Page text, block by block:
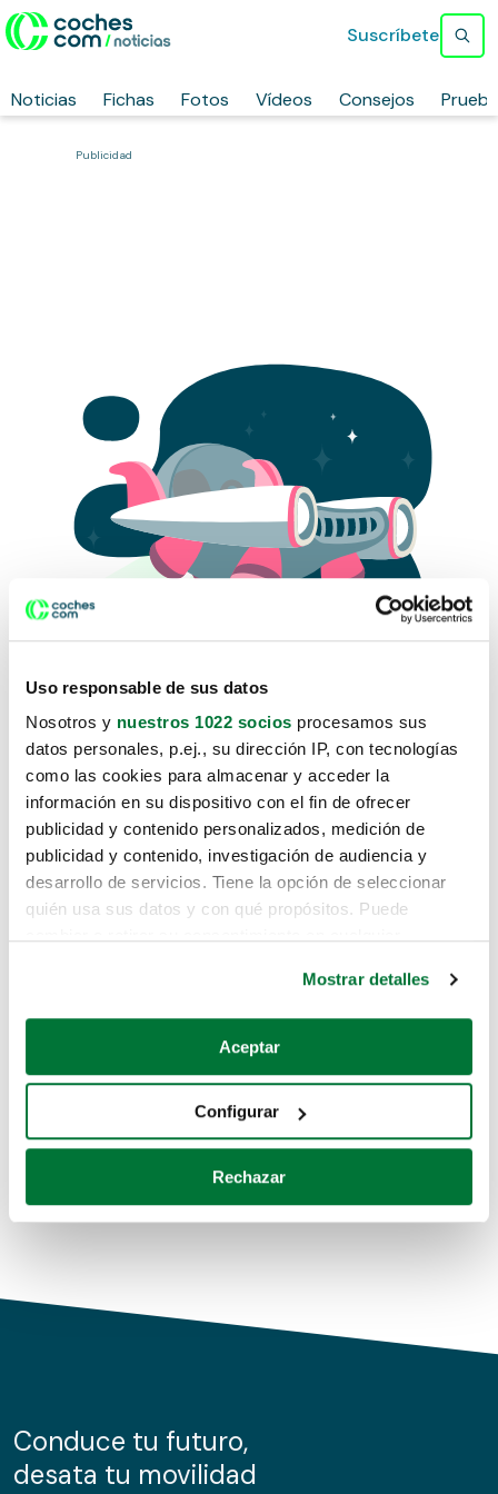
Uso responsable de sus datos
Nosotros y nuestros 1022 socios procesamos sus
datos personales, p.ej., su dirección IP, con tecnologías
como las cookies para almacenar y acceder la
información en su dispositivo con el fin de ofrecer
publicidad y contenido personalizados, medición de
publicidad y contenido, investigación de audiencia y
desarrollo de servicios. Tiene la opción de seleccionar
quién usa sus datos y con qué propósitos. Puede
Si lo permite, también quisiéramos:
Recopilar información sobre su ubicación geográfica
Identificar su dispositivo analizándolo activamente
para buscar características específicas (huellas
Obtenga más información sobre cómo se procesan sus
de cookies.
información sobre el uso que haga del sitio web con
nuestros partners de redes sociales, publicidad y análisis
Mostrar detalles
Aceptar
Configurar
Rechazar
Noticias Fichas Fotos Vídeos Consejos
Suscríbete
Publicidad
Lo sentimos, no sabemos como
te hemos traido hasta aquí.
Pero puedes encontrar el coche que estás
buscando en alguno de estos enlaces:
Coches de segunda mano
Coches de km0
Conduce tu futuro,
desata tu movilidad